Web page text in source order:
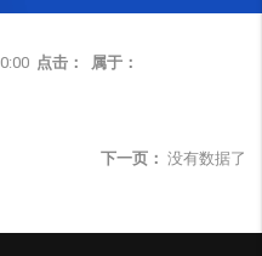
点击： 属于：
下一页： 没有数据了